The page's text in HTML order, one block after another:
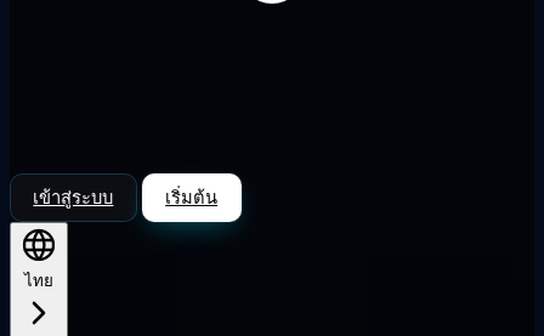
เข้าสู่ระบบ เริ่มต้น
ไทย